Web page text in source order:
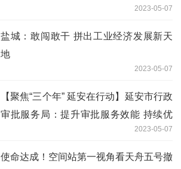
2023-05-07
盐城：敢闯敢干 拼出工业经济发展新天
地
2023-05-07
【聚焦“三个年” 延安在行动】延安市行政
审批服务局：提升审批服务效能 持续优
2023-05-07
使命达成！空间站第一视角看天舟五号撤